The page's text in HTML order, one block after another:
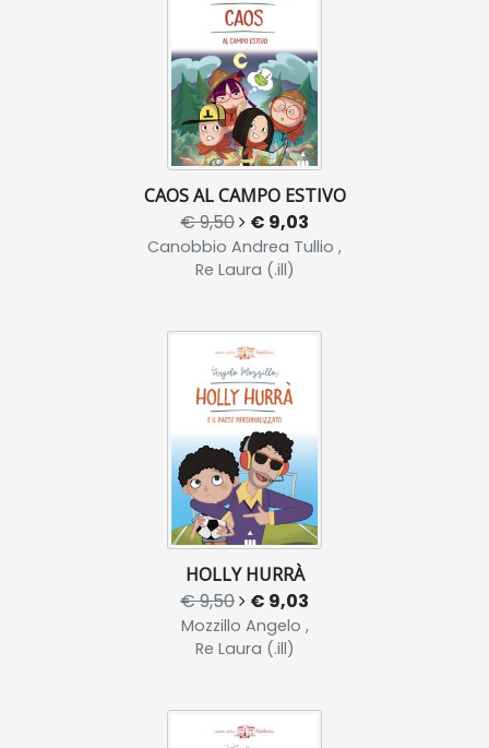
CAOS AL CAMPO ESTIVO
€ 9,50 € 9,03
Canobbio Andrea Tullio ,
Re Laura (.ill)
HOLLY HURRÀ
€ 9,50 € 9,03
Mozzillo Angelo ,
Re Laura (.ill)